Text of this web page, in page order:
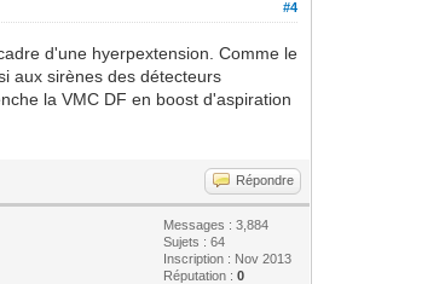
#4
d'une hyerpextension. Comme le
aux sirènes des détecteurs
la VMC DF en boost d'aspiration
Répondre
Messages : 3,884
Sujets : 64
Inscription : Nov 2013
Réputation :0